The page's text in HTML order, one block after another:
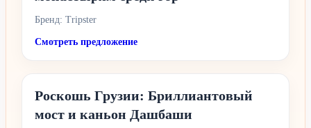
Бренд: Tripster
Смотреть предложение
Роскошь Грузии: Бриллиантовый
мост и каньон Дашбаши